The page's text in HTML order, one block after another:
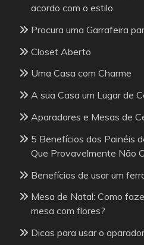
acordo com o estilo
Procura uma Garrafeira
Closet Aberto
Uma Casa com Charme
A sua Casa um Lugar de
Aparadores e Mesas de
5 Benefícios dos Painéis
Que Provavelmente Não
Benefícios de usar um
Mesa de Natal: Como
mesa com flores?
Dicas para usar o